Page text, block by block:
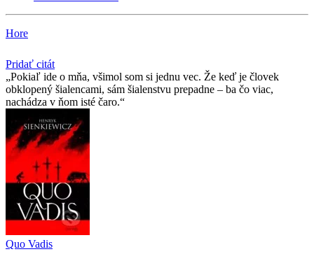
Hore
Pridať citát
Pokiaľ ide o mňa, všimol som si jednu vec. Že keď je človek
obklopený šialencami, sám šialenstvu prepadne – ba čo viac,
nachádza v ňom isté čaro.
Quo Vadis